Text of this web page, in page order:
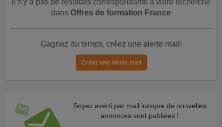
Il n'y a pas de résultats correspondants à votre recherche
dans Offres de formation France
Gagnez du temps, créez une alerte mail!
Soyez averti par mail lorsque de nouvelles
annonces sont publiées !